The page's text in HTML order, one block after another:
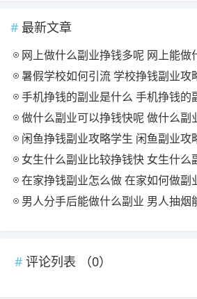
最新文章
网上做什么副业挣钱多呢 网上能做
暑假学校如何引流 学校挣钱副业攻
手机挣钱的副业是什么 手机挣钱的
做什么副业可以挣钱快呢 做什么副
闲鱼挣钱副业攻略学生 闲鱼副业攻
女生什么副业比较挣钱快 女生什么
在家挣钱副业怎么做 在家如何做副
男人分手后能做什么副业 男人抽烟
评论列表 （0）